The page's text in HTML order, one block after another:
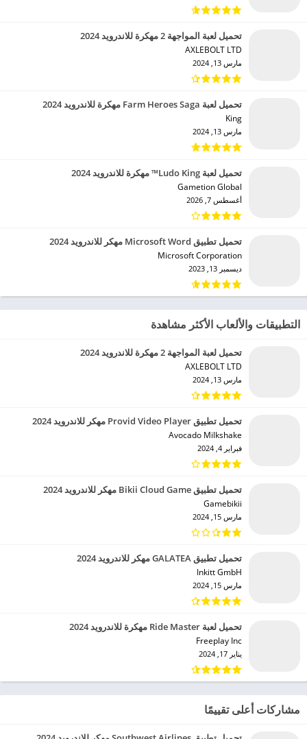
تحميل لعبة المواجهة 2 مهكرة للاندرويد 2024
AXLEBOLT LTD‏
مارس 13, 2024
تحميل لعبة Farm Heroes Saga مهكرة للاندرويد 2024
King‏
مارس 13, 2024
تحميل لعبة Ludo King™ مهكرة للاندرويد 2024
Gametion Global‏
أغسطس 7, 2026
تحميل تطبيق Microsoft Word مهكر للاندرويد 2024
Microsoft Corporation‏
ديسمبر 13, 2023
التطبيقات والألعاب الأكثر مشاهدة
تحميل لعبة المواجهة 2 مهكرة للاندرويد 2024
AXLEBOLT LTD‏
مارس 13, 2024
تحميل تطبيق Provid Video Player مهكر للاندرويد 2024
Avocado Milkshake‏
فبراير 4, 2024
تحميل تطبيق Bikii Cloud Game مهكر للاندرويد 2024
Gamebikii‏
مارس 15, 2024
تحميل تطبيق GALATEA مهكر للاندرويد 2024
Inkitt GmbH‏
مارس 15, 2024
تحميل لعبة Ride Master مهكرة للاندرويد 2024
Freeplay Inc‏
يناير 17, 2024
مشاركات أعلى تقييمًا